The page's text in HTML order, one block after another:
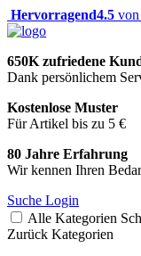
Hervorragend4.5
650K zufriedene
Dank persönlichem
Kostenlose Muster
Für Artikel bis zu 5 €
80 Jahre Erfahrung
Wir kennen Ihren
Suche Login
Alle Kategorien
Zurück Kategorien